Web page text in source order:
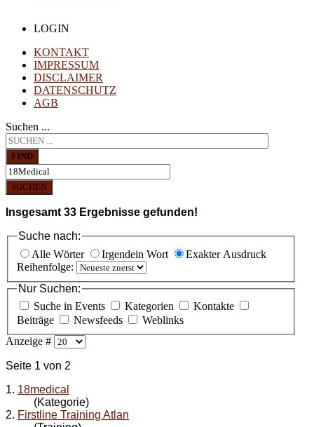
LOGIN
KONTAKT
IMPRESSUM
DISCLAIMER
DATENSCHUTZ
AGB
Suchen ...
FIND
SUCHEN
Insgesamt 33 Ergebnisse gefunden!
Suche nach:
Alle Wörter
Irgendein Wort
Exakter Ausdruck
Reihenfolge:
Nur Suchen:
Suche in Events
Kategorien
Kontakte
Beiträge
Newsfeeds
Weblinks
Anzeige #
Seite 1 von 2
1. 18medical
(Kategorie)
2. Firstline Training Atlan